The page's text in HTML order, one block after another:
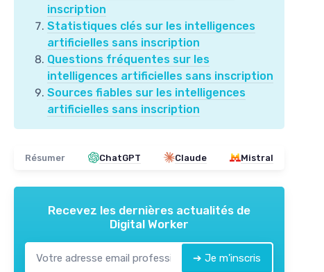
inscription
Statistiques clés sur les intelligences
artificielles sans inscription
Questions fréquentes sur les
intelligences artificielles sans inscription
Sources fiables sur les intelligences
artificielles sans inscription
Résumer ChatGPT Claude Mistral
Recevez les dernières actualités de
Digital Worker
➔ Je m'inscris